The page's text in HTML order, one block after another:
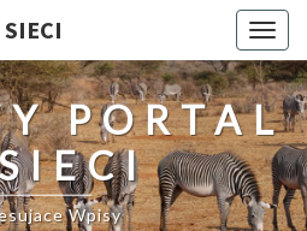
PORTAL
Wpisy